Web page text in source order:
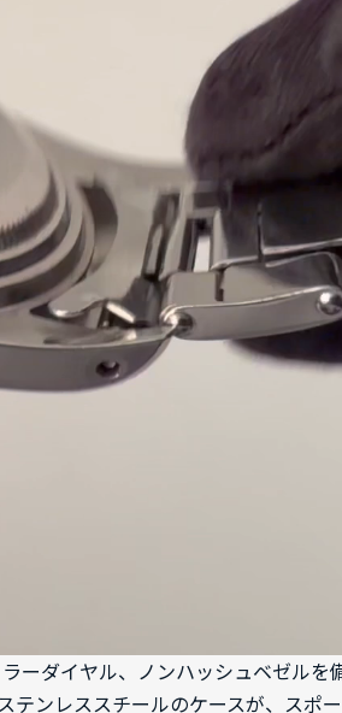
ーダイヤル、ノンハッシュベゼルを
テンレススチールのケースが、スポ